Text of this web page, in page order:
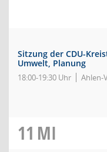
Sitzung der CDU-
Umwelt, Planung
18:00-19:30 Uhr Ahlen-
11 MI